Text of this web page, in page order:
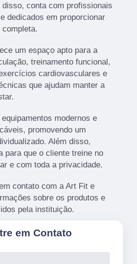
disso, conta com profissionais
dedicados em proporcionar
completa.
um espaço apto para a
treinamento funcional,
cardiovasculares e
que ajudam manter a
modernos e
promovendo um
Além disso,
para que o cliente treine no
e com toda a privacidade.
contato com a Art Fit e
sobre os produtos e
pela instituição.
em Contato